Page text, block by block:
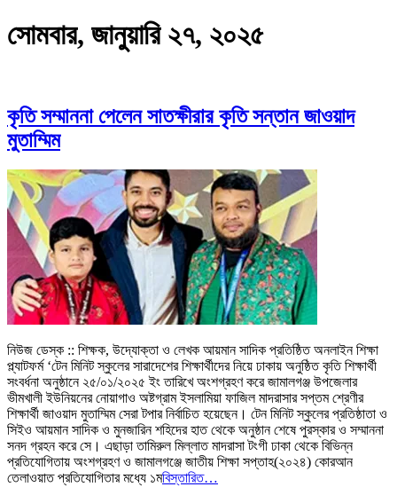
সোমবার, জানুয়ারি ২৭, ২০২৫
কৃতি সম্মাননা পেলেন সাতক্ষীরার কৃতি সন্তান জাওয়াদ
মুতাম্মিম
নিউজ ডেস্ক :: শিক্ষক, উদ্যোক্তা ও লেখক আয়মান সাদিক প্রতিষ্ঠিত অনলাইন শিক্ষা
প্ল্যাটফর্ম ‘টেন মিনিট স্কুলের সারাদেশের শিক্ষার্থীদের নিয়ে ঢাকায় অনুষ্ঠিত কৃতি শিক্ষার্থী
সংবর্ধনা অনুষ্ঠানে ২৫/০১/২০২৫ ইং তারিখে অংশগ্রহণ করে জামালগঞ্জ উপজেলার
ভীমখালী ইউনিয়নের নোয়াগাও অষ্টগ্রাম ইসলামিয়া ফাজিল মাদরাসার সপ্তম শ্রেণীর
শিক্ষার্থী জাওয়াদ মুতাম্মিম সেরা টপার নির্বাচিত হয়েছেন। টেন মিনিট স্কুলের প্রতিষ্ঠাতা ও
সিইও আয়মান সাদিক ও মুনজারিন শহিদের হাত থেকে অনুষ্ঠান শেষে পুরস্কার ও সম্মাননা
সনদ গ্রহন করে সে। এছাড়া তামিরুল মিল্লাত মাদরাসা টংগী ঢাকা থেকে বিভিন্ন
প্রতিযোগিতায় অংশগ্রহণ ও জামালগঞ্জে জাতীয় শিক্ষা সপ্তাহ(২০২৪) কোরআন
তেলাওয়াত প্রতিযোগিতার মধ্যে ১মবিস্তারিত…